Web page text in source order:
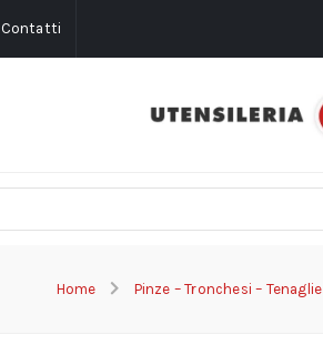
Contatti
Home Pinze – Tronchesi – Tenaglie